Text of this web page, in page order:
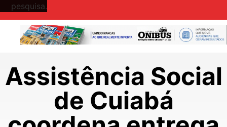
pesquisa.
Assistência Social
de Cuiabá